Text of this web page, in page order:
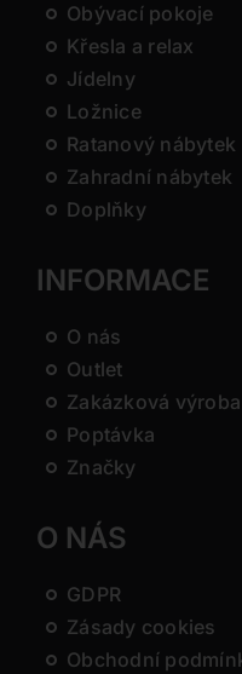
Obývací pokoje
Křesla a relax
Jídelny
Ložnice
Ratanový nábytek
Zahradní nábytek
Doplňky
INFORMACE
O nás
Outlet
Zakázková výroba
Poptávka
Značky
O NÁS
GDPR
Zásady cookies
Obchodní